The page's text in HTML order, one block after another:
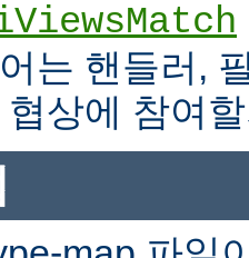
는 핸들러,
상에 참여